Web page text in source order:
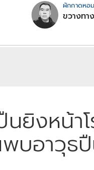
ผักกาดหอม
ขวางทา
ยิงหน้า
บอาวุธ